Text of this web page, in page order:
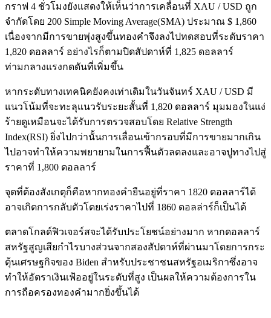
กราฟ 4 ชั่วโมงยังแสดงให้เห็นว่าการเคลื่อนที่ XAU / USD ถูก
จำกัดโดย 200 Simple Moving Average(SMA) ประมาณ $ 1,860
เนื่องจากมีการขายพุ่งสูงขึ้นทองคำจึงลงไปทดสอบที่ระดับราคา
1,820 ดอลลาร์ อย่างไรก็ตามปิดสัปดาห์ที่ 1,825 ดอลลาร์
ท่ามกลางแรงกดดันที่เพิ่มขึ้น
หากระดับทางเทคนิคยังคงเท่าเดิมในวันจันทร์ XAU / USD มี
แนวโน้มที่จะทะลุแนวรับระยะสั้นที่ 1,820 ดอลลาร์ มุมมองในแง่
ร้ายดูเหมือนจะได้รับการตรวจสอบโดย Relative Strength
Index(RSI) ยิ่งไปกว่านั้นการเลื่อนเข้ากรอบที่มีการขายมากเกิน
ไปอาจทำให้ความพยายามในการฟื้นตัวลดลงและอาจปูทางไปสู่
ราคาที่ 1,800 ดอลลาร์
จุดที่ต้องสังเกตุก็คือหากทองคำยืนอยู่ที่ราคา 1820 ดอลลาร์ได้
อาจเกิดการกลับตัวโดยเร่งราคาไปที่ 1860 ดอลล่าร์ก็เป็นได้
ตลาดโกลด์ฟิวเจอร์สจะได้รับประโยชน์อย่างมาก หากดอลลาร์
สหรัฐสูญเสียกำไรบางส่วนจากสองสัปดาห์ที่ผ่านมาโดยการกระ
ตุ้นเศรษฐกิจของ Biden สำหรับประชาชนสหรัฐอเมริกาซึ่งอาจ
ทำให้อัตราเงินเฟ้ออยู่ในระดับที่สูง เป็นผลให้ความต้องการใน
การถือครองทองคำมากยิ่งขึ้นได้